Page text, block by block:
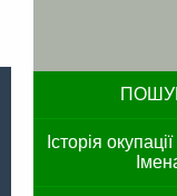
Історія